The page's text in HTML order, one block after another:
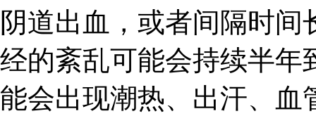
阴道出血，或者间隔时
经的紊乱可能会持续半年
能会出现潮热、出汗、血